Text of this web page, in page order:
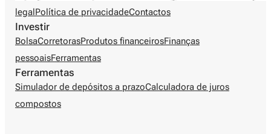
legalPolítica de privacidadeContactos
Investir
BolsaCorretorasProdutos financeirosFinanças
pessoaisFerramentas
Ferramentas
Simulador de depósitos a prazoCalculadora de juros
compostos